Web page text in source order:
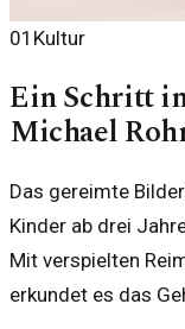
01 Kultur
Ein Schritt
Michael
Das gereimte
Kinder ab drei
Mit verspielten
erkundet es das